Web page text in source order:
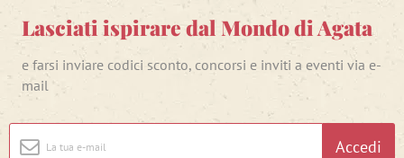
Lasciati ispirare dal Mondo di Agata
e farsi inviare codici sconto, concorsi e inviti a eventi via e-
mail
Accedi